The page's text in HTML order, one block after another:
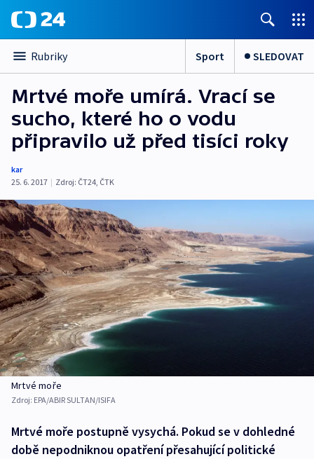
Rubriky Sport SLEDOVAT
Mrtvé moře umírá. Vrací se
sucho, které ho o vodu
připravilo už před tisíci roky
kar
25. 6. 2017 | Zdroj: ČT24, ČTK
Mrtvé moře
Zdroj: EPA/ABIR SULTAN/ISIFA
Mrtvé moře postupně vysychá. Pokud se v dohledné
době nepodniknou opatření přesahující politické